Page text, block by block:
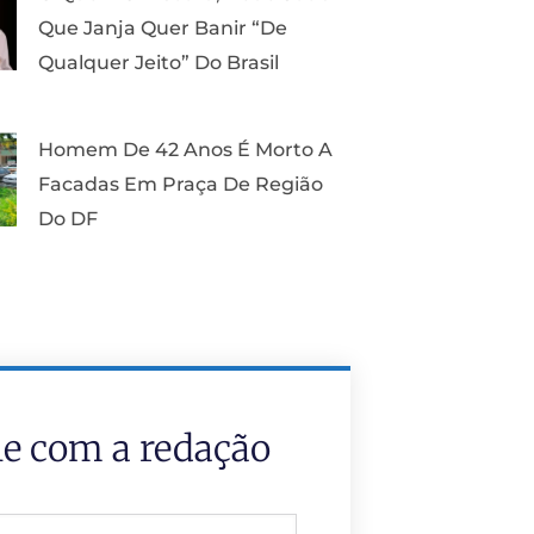
Que Janja Quer Banir “de
Qualquer Jeito” Do Brasil
Homem De 42 Anos É Morto A
Facadas Em Praça De Região
Do DF
com a redação